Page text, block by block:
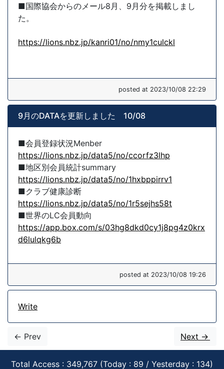
■国際協会からのメール8月、9月分を掲載しまし
た。
https://lions.nbz.jp/kanri01/no/nmy1culckl
posted at 2023/10/08 22:29
9月のDATAを更新しました 10/08
■会員登録状況Menber
https://lions.nbz.jp/data5/no/ccorfz3lhp
■地区別会員統計summary
https://lions.nbz.jp/data5/no/1hxbppirrv1
■クラブ健康診断
https://lions.nbz.jp/data5/no/1r5sejhs58t
■世界のLC会員動向
https://app.box.com/s/03hg8dkd0cy1j8pg4z0krx
d6lulqkg6b
posted at 2023/10/08 19:26
Write
<- Prev Next ->
Total Access : 349,767 (Today : 89 / Yesterday : 134)